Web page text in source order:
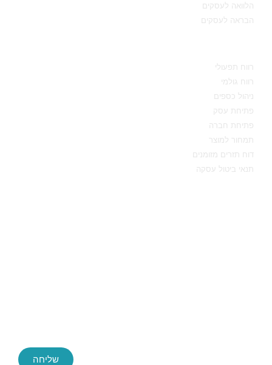
הלוואה לעסקים
הבראה לעסקים
רווח תפעולי
רווח גולמי
ניהול כספים
פתיחת עסק
פתיחת חברה
תמחור למוצר
דוח תזרים מזומנים
תנאי ביטול עסקה
שליחה